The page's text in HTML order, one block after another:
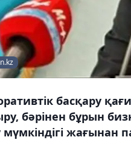
басқару
бәрінен бұрын
мүмкіндігі жағынан